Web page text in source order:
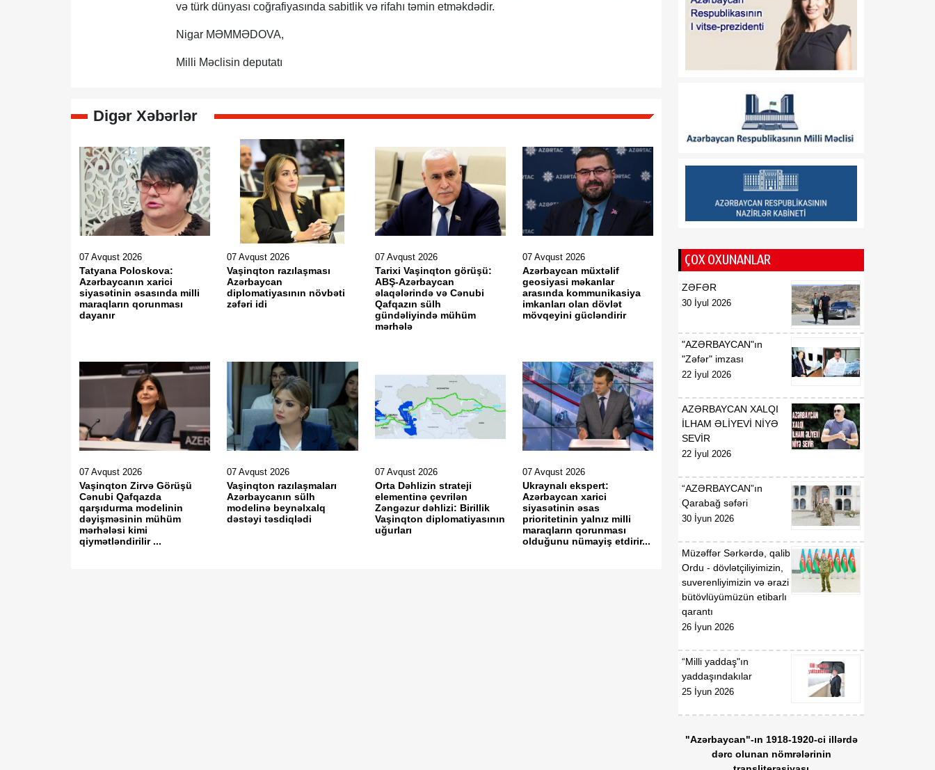
və türk dünyası coğrafiyasında sabitlik və rifahı təmin etməkdədir.
Nigar MƏMMƏDOVA,
Milli Məclisin deputatı
Digər Xəbərlər
07 Avqust 2026
Tatyana Poloskova:
Azərbaycanın xarici
siyasətinin əsasında milli
maraqların qorunması
dayanır
07 Avqust 2026
Vaşinqton razılaşması
Azərbaycan
diplomatiyasının növbəti
zəfəri idi
07 Avqust 2026
Tarixi Vaşinqton görüşü:
ABŞ-Azərbaycan
əlaqələrində və Cənubi
Qafqazın sülh
gündəliyində mühüm
mərhələ
07 Avqust 2026
Azərbaycan müxtəlif
geosiyasi məkanlar
arasında kommunikasiya
imkanları olan dövlət
mövqeyini gücləndirir
07 Avqust 2026
Vaşinqton Zirvə Görüşü
Cənubi Qafqazda
qarşıdurma modelinin
dəyişməsinin mühüm
mərhələsi kimi
qiymətləndirilir ...
07 Avqust 2026
Vaşinqton razılaşmaları
Azərbaycanın sülh
modelinə beynəlxalq
dəstəyi təsdiqlədi
07 Avqust 2026
Orta Dəhlizin strateji
elementinə çevrilən
Zəngəzur dəhlizi: Birillik
Vaşinqton diplomatiyasının
uğurları
07 Avqust 2026
Ukraynalı ekspert:
Azərbaycan xarici
siyasətinin əsas
prioritetinin yalnız milli
maraqların qorunması
olduğunu nümayiş etdirir...
Ukraynalı ekspert:
Azərbaycan xarici
prioritetinin yalnız milli
olduğunu nümayiş etdirir
16:34
07 Avqust
“Vətən” jurnalı: Özbəkistan
və Azərbaycan: Müttəfiqlik
07 Avqust
Kənd Təsərrüfatı
Nazirliyinin vəzifəli şəxsləri
rayonlarından olan
vətəndaşlarla görüşüb
16:29
sektoru “Moody’s”dən
16:28
07 Avqust
Azərbaycan və
Ermənistan arasında sülh
inkişaf mərhələsinin
əsasını qoya bilər
16:27
07 Avqust
ÇOX OXUNANLAR
ZƏFƏR
30 İyul 2026
"AZƏRBAYCAN"ın
"Zəfər" imzası
22 İyul 2026
AZƏRBAYCAN XALQI
İLHAM ƏLİYEVİ NİYƏ
SEVİR
22 İyul 2026
“AZƏRBAYCAN”ın
Qarabağ səfəri
30 İyun 2026
Müzəffər Sərkərdə, qalib
Ordu - dövlətçiliyimizin,
suverenliyimizin və ərazi
bütövlüyümüzün etibarlı
qarantı
26 İyun 2026
“Milli yaddaş"ın
yaddaşındakılar
25 İyun 2026
"Azərbaycan"-ın 1918-1920-ci illərdə
dərc olunan nömrələrinin